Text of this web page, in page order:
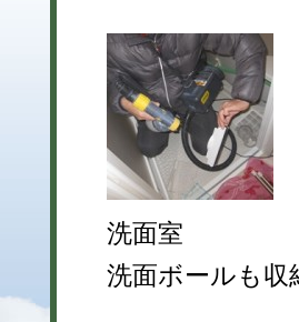
洗面室
洗面ボールも収